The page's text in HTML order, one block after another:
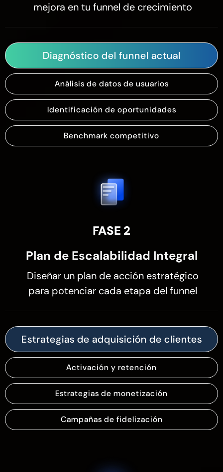
mejora en tu funnel de crecimiento
Diagnóstico del funnel actual
Análisis de datos de usuarios
Identificación de oportunidades
Benchmark competitivo
FASE 2
Plan de Escalabilidad Integral
Diseñar un plan de acción estratégico
para potenciar cada etapa del funnel
Estrategias de adquisición de clientes
Activación y retención
Estrategias de monetización
Campañas de fidelización